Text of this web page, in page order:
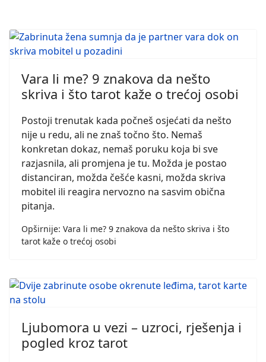
Vara li me? 9 znakova da nešto
skriva i što tarot kaže o trećoj osobi
Postoji trenutak kada počneš osjećati da nešto
nije u redu, ali ne znaš točno što. Nemaš
konkretan dokaz, nemaš poruku koja bi sve
razjasnila, ali promjena je tu. Možda je postao
distanciran, možda češće kasni, možda skriva
mobitel ili reagira nervozno na sasvim obična
pitanja.
Opširnije: Vara li me? 9 znakova da nešto skriva i što
tarot kaže o trećoj osobi
Ljubomora u vezi – uzroci, rješenja i
pogled kroz tarot